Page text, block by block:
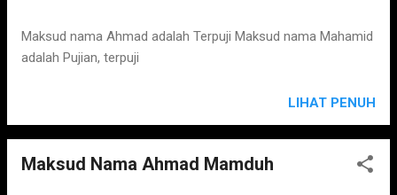
Maksud nama Ahmad adalah Terpuji Maksud nama Mahamid
adalah Pujian, terpuji
LIHAT PENUH
Maksud Nama Ahmad Mamduh